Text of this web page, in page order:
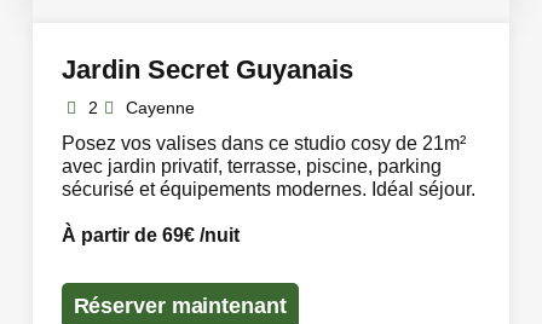
Jardin Secret Guyanais
2 Cayenne
Posez vos valises dans ce studio cosy de 21m²
avec jardin privatif, terrasse, piscine, parking
sécurisé et équipements modernes. Idéal séjour.
À partir de 69€ /nuit
Réserver maintenant